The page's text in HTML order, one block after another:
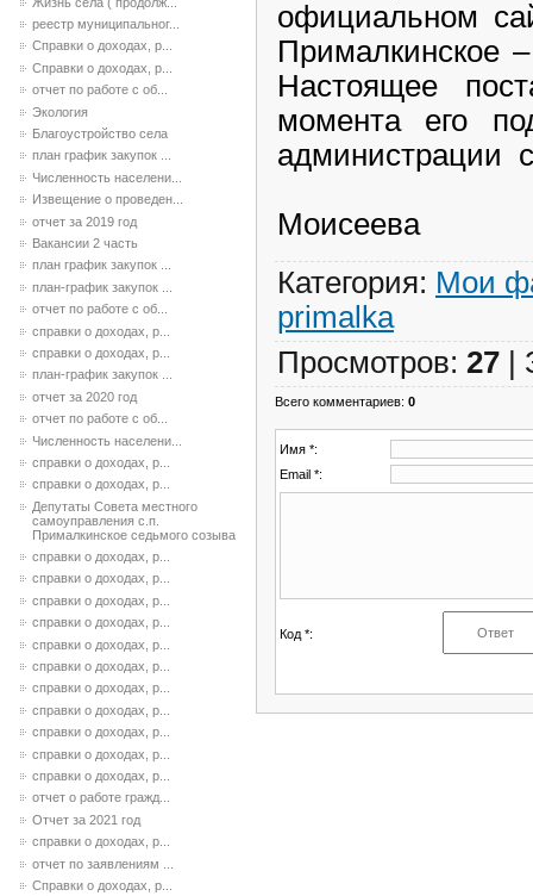
реестр муниципальног...
Справки о доходах, р...
Справки о доходах, р...
отчет по работе с об...
Экология
Благоустройство села
план график закупок ...
Численность населени...
Извещение о проведен...
отчет за 2019 год
Вакансии 2 часть
план график закупок ...
план-график закупок ...
отчет по работе с об...
справки о доходах, р...
справки о доходах, р...
план-график закупок ...
отчет за 2020 год
отчет по работе с об...
Численность населени...
справки о доходах, р...
справки о доходах, р...
Депутаты Совета местного
самоуправления с.п.
Прималкинское седьмого созыва
справки о доходах, р...
справки о доходах, р...
справки о доходах, р...
справки о доходах, р...
справки о доходах, р...
справки о доходах, р...
справки о доходах, р...
справки о доходах, р...
справки о доходах, р...
справки о доходах, р...
справки о доходах, р...
отчет о работе гражд...
Отчет за 2021 год
справки о доходах, р...
отчет по заявлениям ...
Справки о доходах, р...
официальном
Настоящее
момента его
Моисеева
Категория: Мои
primalka
Просмотров: 27 |
Всего комментариев: 0
Имя *:
Email *:
Код *: